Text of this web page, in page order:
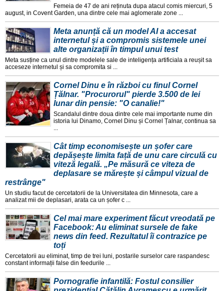
Femeia de 47 de ani reținuta dupa atacul comis miercuri, 5
august, in Covent Garden, una dintre cele mai aglomerate zone ...
Meta anunță că un model AI a accesat
internetul și a compromis sistemele unei
alte organizații în timpul unui test
Meta susține ca unul dintre modelele sale de inteligența artificiala a reușit sa
acceseze internetul și sa compromita si ...
Cornel Dinu e în război cu finul Cornel
Țălnar. "Procurorul" pierde 3.500 de lei
lunar din pensie: "O canalie!"
Scandalul dintre doua dintre cele mai importante nume din
istoria lui Dinamo, Cornel Dinu și Cornel Țalnar, continua sa
...
Cât timp economisește un șofer care
depășește limita față de unu care circulă cu
viteză legală. „Pe măsură ce viteza de
deplasare se mărește și câmpul vizual de
restrânge"
Un studiu facut de cercetatorii de la Universitatea din Minnesota, care a
analizat mii de deplasari, arata ca un șofer c ...
Cel mai mare experiment făcut vreodată pe
Facebook: Au eliminat sursele de fake
news din feed. Rezultatul îi contrazice pe
toți
Cercetatorii au eliminat, timp de trei luni, postarile surselor care raspandesc
constant informații false din feedurile ...
Pornografie infantilă: Fostul consilier